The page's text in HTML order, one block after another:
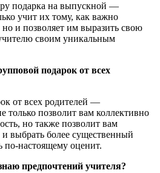
подарка на выпускной —
учит их тому, как важно
но и позволяет им выразить свою
своим уникальным
подарок от всех
от всех родителей —
только позволит вам коллективно
но также позволит вам
выбрать более существенный
по-настоящему оценит.
предпочтений учителя?